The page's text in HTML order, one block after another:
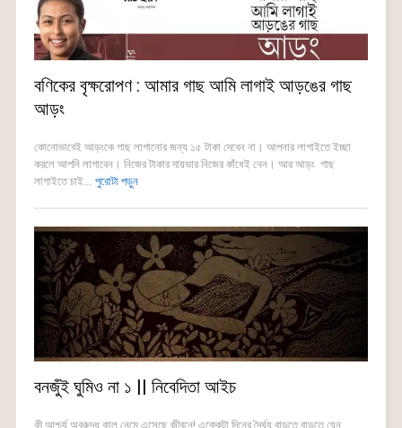
বণিকের বৃক্ষরোপণ : আমার গাছ আমি লাগাই আড়ঙের গাছ
আড়ং
কোনোভাবেই আড়ংকে গাছ লাগানোর জন্য ১৫ টাকা দেবেন না। আপনার লাগাইতে ইচ্ছা
করলে আপনি লাগাবেন। নিজের টাকার দায়ভার নিজের কাঁধেই নেন। আর আড়ং গাছ
লাগাইতে চাই... পুরোটা পড়ুন
বনজুঁই ঘুমিও না ১ || নিবেদিতা আইচ
কী আশ্চর্য অবরুদ্ধ কাল নেমে এসেছে জীবনে! একেকটা দিনের দৈর্ঘ্য বাড়তে বাড়তে যেন